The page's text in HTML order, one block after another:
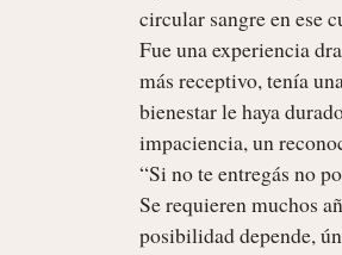
circular sangre en ese
Fue una experiencia
más receptivo, tenía
bienestar le haya
impaciencia, un
“Si no te entregás no
Se requieren muchos
posibilidad depende,